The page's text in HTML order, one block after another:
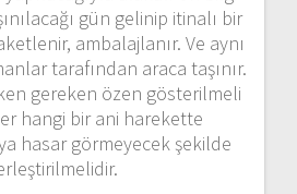
gün gelinip itinalı bir
ambalajlanır. Ve aynı
tarafından araca taşınır.
gereken özen gösterilmeli
hangi bir ani harekette
hasar görmeyecek şekilde